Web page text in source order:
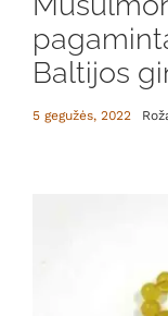
Baltijos
5 gegužės, 2022